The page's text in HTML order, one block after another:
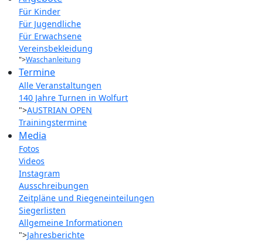
Für Kinder
Für Jugendliche
Für Erwachsene
Vereinsbekleidung
">Waschanleitung
Termine
Alle Veranstaltungen
140 Jahre Turnen in Wolfurt
">AUSTRIAN OPEN
Trainingstermine
Media
Fotos
Videos
Instagram
Ausschreibungen
Zeitpläne und Riegeneinteilungen
Siegerlisten
Allgemeine Informationen
">Jahresberichte